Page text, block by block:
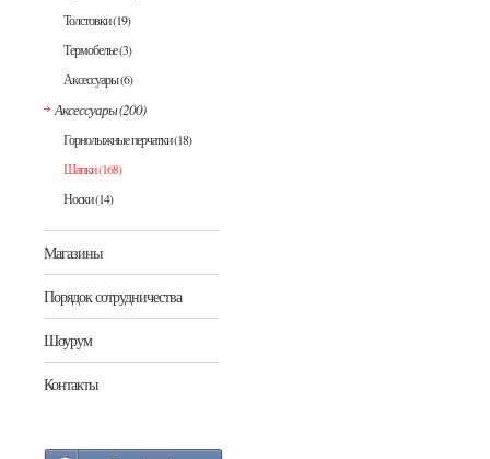
Толстовки(19)
Термобелье(3)
Аксессуары(6)
Аксессуары(200)
Горнолыжные перчатки(18)
Шапки(168)
Носки(14)
Магазины
Порядок сотрудничества
Шоурум
Контакты